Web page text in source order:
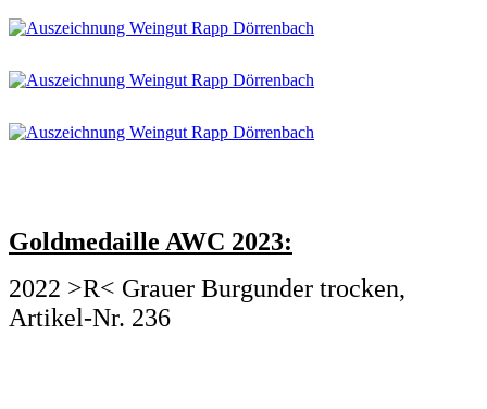
Goldmedaille AWC 2023:
2022 >R< Grauer Burgunder trocken,
Artikel-Nr. 236